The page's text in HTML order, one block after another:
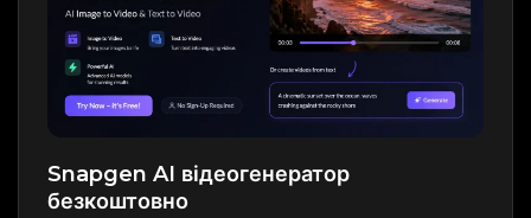
Snapgen AI відеогенератор
безкоштовно